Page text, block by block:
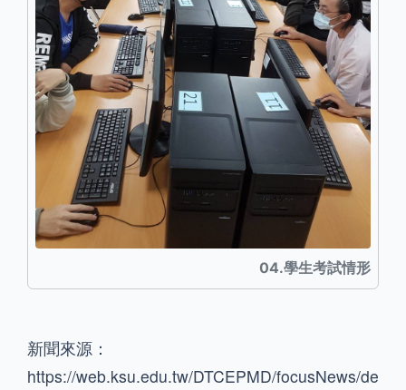
04.學生考試情形
新聞來源：
https://web.ksu.edu.tw/DTCEPMD/focusNews/de